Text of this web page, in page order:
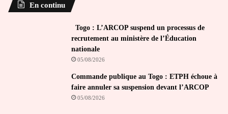
En continu
Togo : L’ARCOP suspend un processus de
recrutement au ministère de l’Éducation
nationale
05/08/2026
Commande publique au Togo : ETPH échoue à
faire annuler sa suspension devant l’ARCOP
05/08/2026